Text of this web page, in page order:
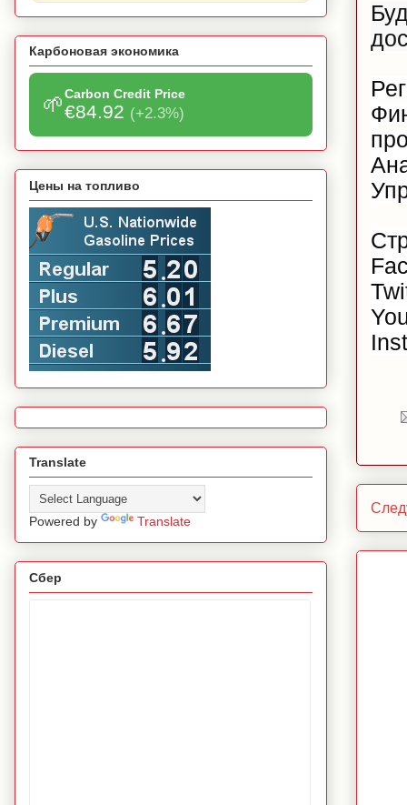
Карбоновая экономика
🌱Carbon Credit Price
€84.92 (+2.3%)
Цены на топливо
Translate
Powered by Translate
Сбер